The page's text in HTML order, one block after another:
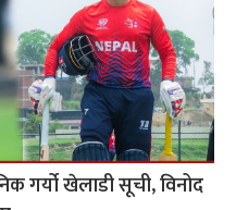
गर्यो खेलाडी सूची, विनोद